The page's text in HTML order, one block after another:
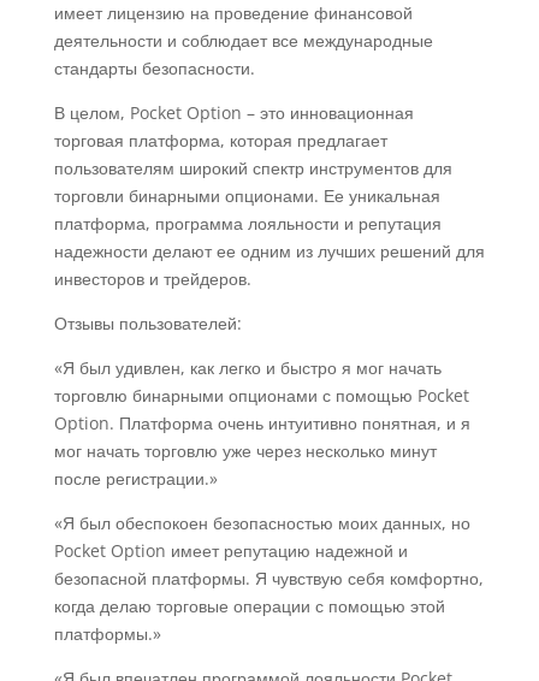
имеет лицензию на проведение финансовой
деятельности и соблюдает все международные
стандарты безопасности.
В целом, Pocket Option – это инновационная
торговая платформа, которая предлагает
пользователям широкий спектр инструментов для
торговли бинарными опционами. Ее уникальная
платформа, программа лояльности и репутация
надежности делают ее одним из лучших решений для
инвесторов и трейдеров.
Отзывы пользователей:
«Я был удивлен, как легко и быстро я мог начать
торговлю бинарными опционами с помощью Pocket
Option. Платформа очень интуитивно понятная, и я
мог начать торговлю уже через несколько минут
после регистрации.»
«Я был обеспокоен безопасностью моих данных, но
Pocket Option имеет репутацию надежной и
безопасной платформы. Я чувствую себя комфортно,
когда делаю торговые операции с помощью этой
платформы.»